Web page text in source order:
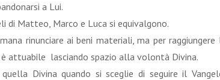
a Lui.
di Matteo, Marco e Luca si equivalgono.
rinunciare ai beni materiali, ma per raggiungere
attuabile lasciando spazio alla volontà Divina.
Divina quando si sceglie di seguire il